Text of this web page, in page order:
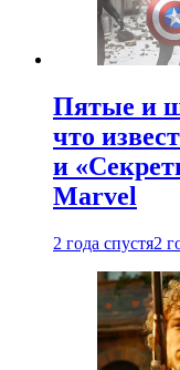
Пятые и
что
и
Marvel
2 года спустя2